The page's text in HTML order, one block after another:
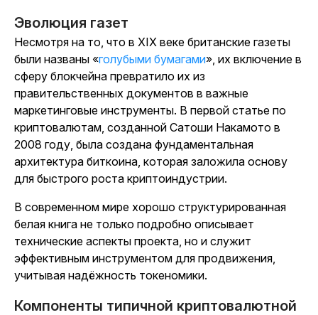
Эволюция газет
Несмотря на то, что в XIX веке британские газеты
были названы «голубыми бумагами», их включение в
сферу блокчейна превратило их из
правительственных документов в важные
маркетинговые инструменты. В первой статье по
криптовалютам, созданной Сатоши Накамото в
2008 году, была создана фундаментальная
архитектура биткоина, которая заложила основу
для быстрого роста криптоиндустрии.
В современном мире хорошо структурированная
белая книга не только подробно описывает
технические аспекты проекта, но и служит
эффективным инструментом для продвижения,
учитывая надёжность токеномики.
Компоненты типичной криптовалютной